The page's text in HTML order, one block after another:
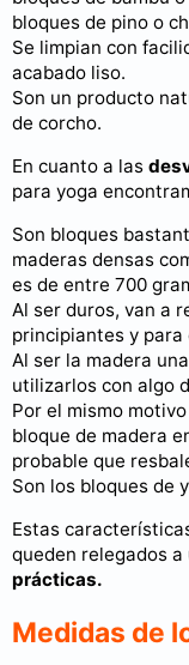
bloques de pino o
Se limpian con
acabado liso.
Son un producto
de corcho.
En cuanto a las
para yoga
Son bloques
maderas densas
es de entre 700
Al ser duros, van a
principiantes y
Al ser la madera
utilizarlos con algo
Por el mismo
bloque de madera
probable que
Son los bloques de
Estas
queden relegados a
prácticas.
Medidas de